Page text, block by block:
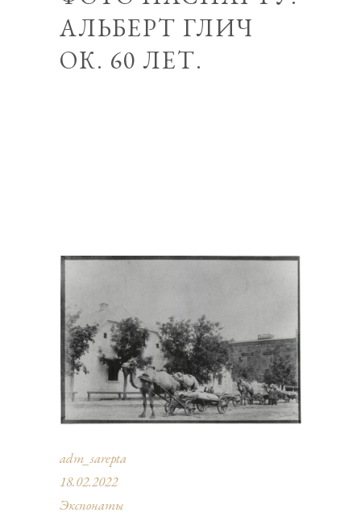
АЛЬБЕРТ ГЛИЧ
ОК. 60 ЛЕТ.
adm_sarepta
18.02.2022
Экспонаты